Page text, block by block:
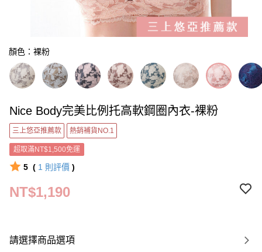
顏色：裸粉
Nice Body完美比例托高軟鋼圈內衣-裸粉
三上悠亞推薦款 熱銷補貨NO.1
超取滿NT$1,500免運
5 ( 1 則評價 )
NT$1,190
請選擇商品選項